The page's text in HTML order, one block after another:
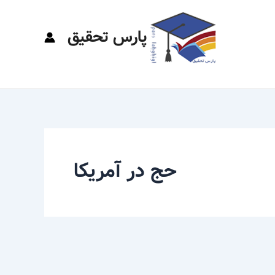
پارس تحقیق
حج در آمریکا